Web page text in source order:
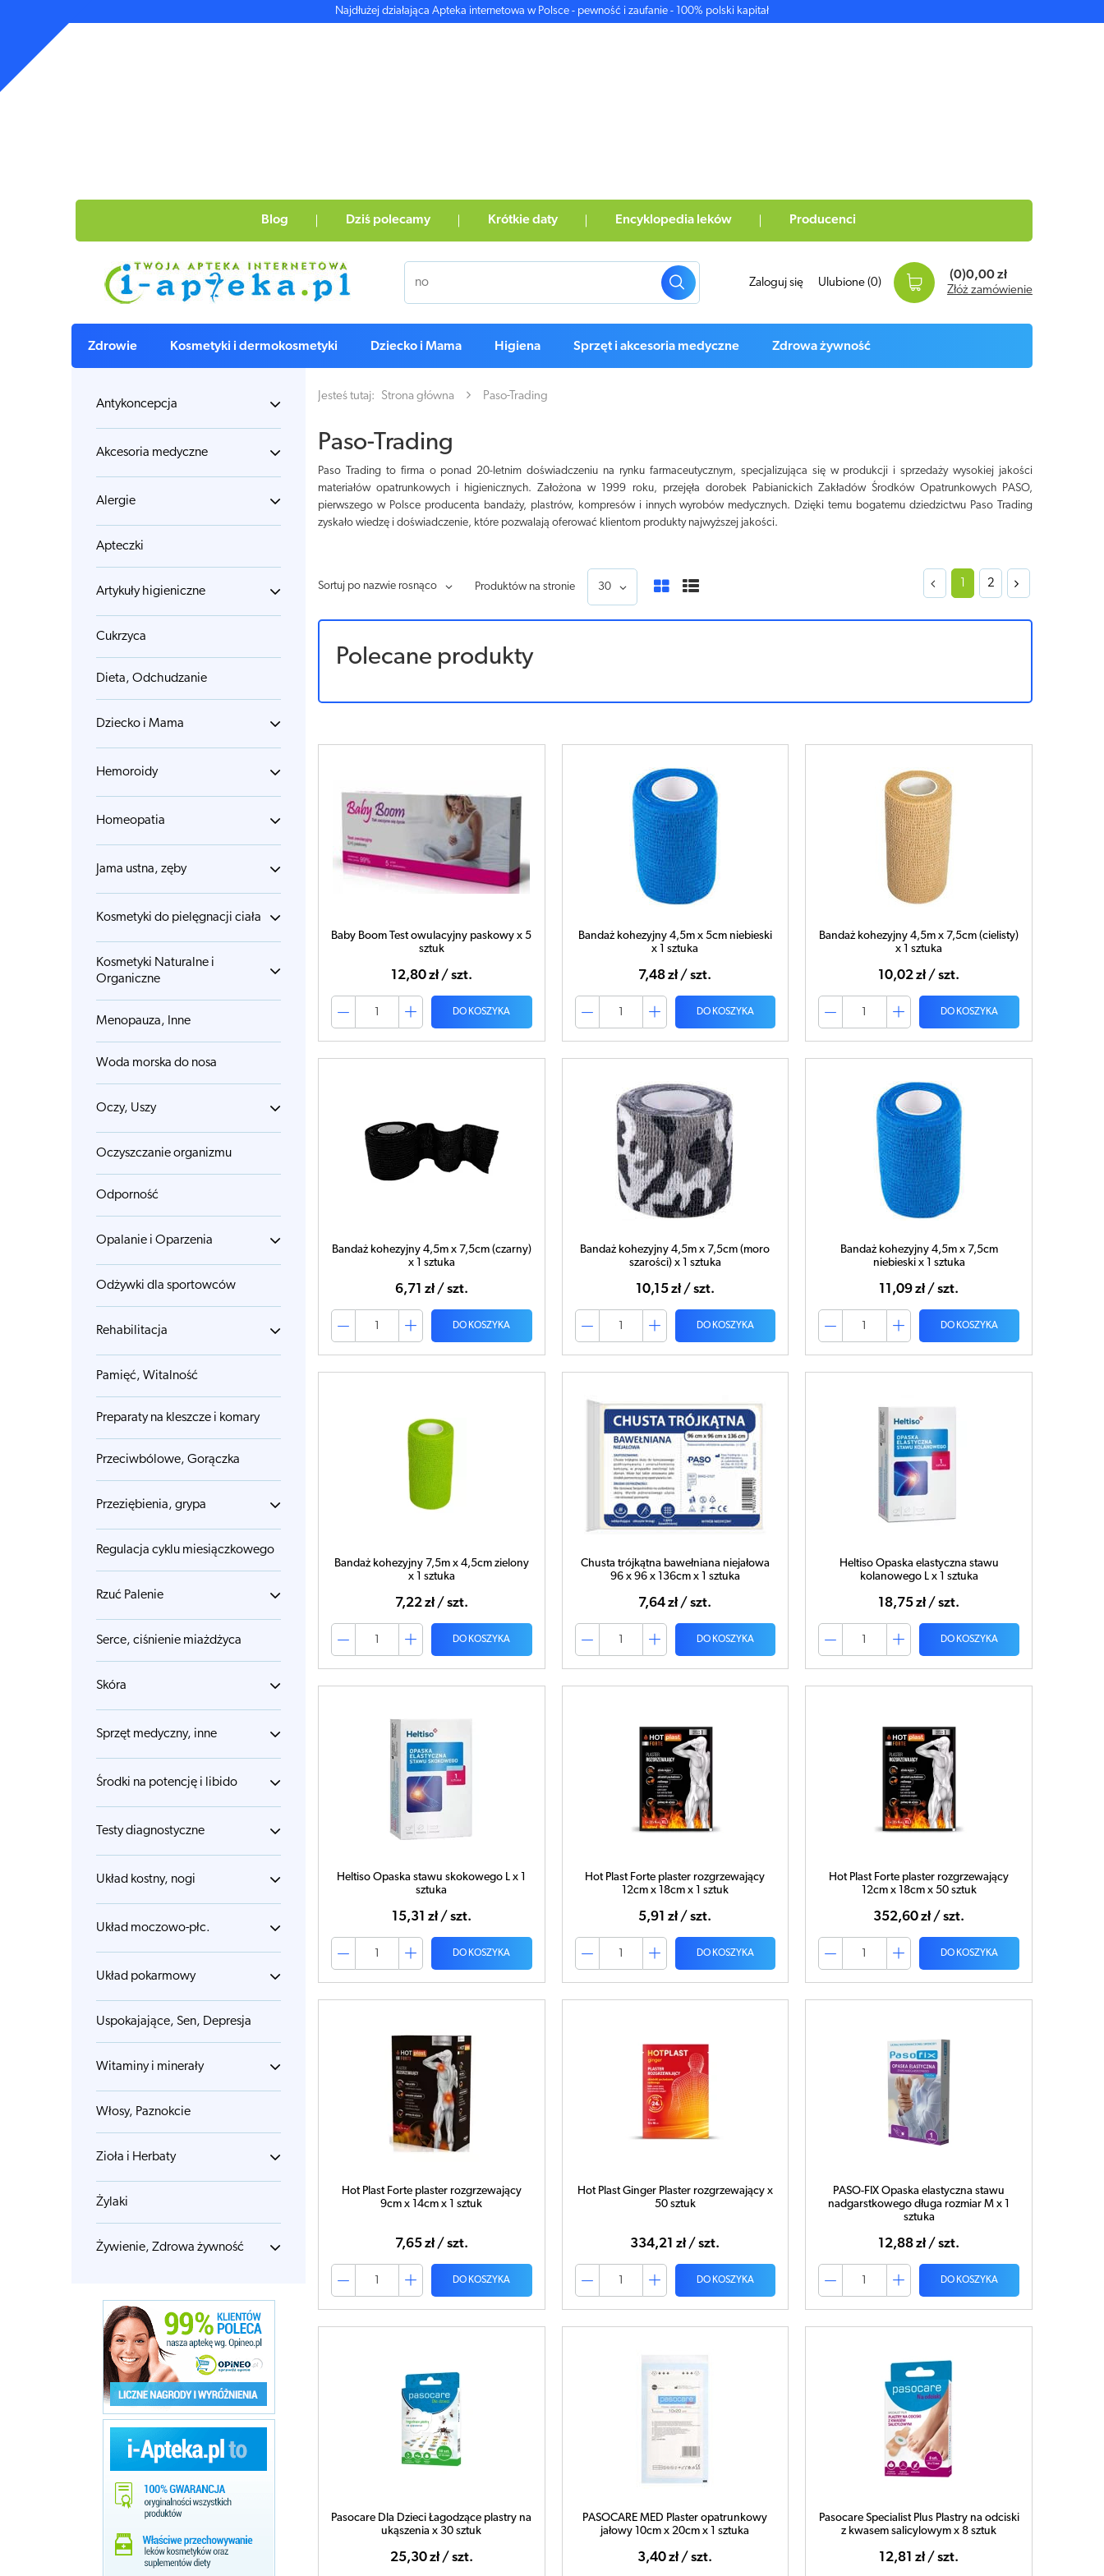
Najdłużej działająca Apteka internetowa w Polsce - pewność i zaufanie - 100% polski kapitał
Blog Dziś polecamy Krótkie daty Encyklopedia leków Producenci
Zaloguj się Ulubione (0)
(0)0,00 zł
Złóż zamówienie
Zdrowie Kosmetyki i dermokosmetyki Dziecko i Mama Higiena Sprzęt i akcesoria medyczne Zdrowa żywność
Antykoncepcja
Akcesoria medyczne
Alergie
Apteczki
Artykuły higieniczne
Cukrzyca
Dieta, Odchudzanie
Dziecko i Mama
Hemoroidy
Homeopatia
Jama ustna, zęby
Kosmetyki do pielęgnacji ciała
Kosmetyki Naturalne i
Organiczne
Menopauza, Inne
Woda morska do nosa
Oczy, Uszy
Oczyszczanie organizmu
Odporność
Opalanie i Oparzenia
Odżywki dla sportowców
Rehabilitacja
Pamięć, Witalność
Preparaty na kleszcze i komary
Przeciwbólowe, Gorączka
Przeziębienia, grypa
Regulacja cyklu miesiączkowego
Rzuć Palenie
Serce, ciśnienie miażdżyca
Skóra
Sprzęt medyczny, inne
Środki na potencję i libido
Testy diagnostyczne
Układ kostny, nogi
Układ moczowo-płc.
Układ pokarmowy
Uspokajające, Sen, Depresja
Witaminy i minerały
Włosy, Paznokcie
Zioła i Herbaty
Żylaki
Żywienie, Zdrowa żywność
Jesteś tutaj: Strona główna Paso-Trading
Paso-Trading
Paso Trading to firma o ponad 20-letnim doświadczeniu na rynku farmaceutycznym, specjalizująca się w produkcji i sprzedaży wysokiej jakości
materiałów opatrunkowych i higienicznych. Założona w 1999 roku, przejęła dorobek Pabianickich Zakładów Środków Opatrunkowych PASO,
pierwszego w Polsce producenta bandaży, plastrów, kompresów i innych wyrobów medycznych. Dzięki temu bogatemu dziedzictwu Paso Trading
zyskało wiedzę i doświadczenie, które pozwalają oferować klientom produkty najwyższej jakości.
Sortuj po nazwie rosnąco Produktów na stronie 30 1 2
Polecane produkty
Baby Boom Test owulacyjny paskowy x 5
sztuk
12,80 zł / szt.
DO KOSZYKA
Bandaż kohezyjny 4,5m x 5cm niebieski
x 1 sztuka
7,48 zł / szt.
DO KOSZYKA
Bandaż kohezyjny 4,5m x 7,5cm (cielisty)
x 1 sztuka
10,02 zł / szt.
DO KOSZYKA
Bandaż kohezyjny 4,5m x 7,5cm (czarny)
x 1 sztuka
6,71 zł / szt.
DO KOSZYKA
Bandaż kohezyjny 4,5m x 7,5cm (moro
szarości) x 1 sztuka
10,15 zł / szt.
DO KOSZYKA
Bandaż kohezyjny 4,5m x 7,5cm
niebieski x 1 sztuka
11,09 zł / szt.
DO KOSZYKA
Bandaż kohezyjny 7,5m x 4,5cm zielony
x 1 sztuka
7,22 zł / szt.
DO KOSZYKA
Chusta trójkątna bawełniana niejałowa
96 x 96 x 136cm x 1 sztuka
7,64 zł / szt.
DO KOSZYKA
Heltiso Opaska elastyczna stawu
kolanowego L x 1 sztuka
18,75 zł / szt.
DO KOSZYKA
Heltiso Opaska stawu skokowego L x 1
sztuka
15,31 zł / szt.
DO KOSZYKA
Hot Plast Forte plaster rozgrzewający
12cm x 18cm x 1 sztuk
5,91 zł / szt.
DO KOSZYKA
Hot Plast Forte plaster rozgrzewający
12cm x 18cm x 50 sztuk
352,60 zł / szt.
DO KOSZYKA
Hot Plast Forte plaster rozgrzewający
9cm x 14cm x 1 sztuk
7,65 zł / szt.
DO KOSZYKA
Hot Plast Ginger Plaster rozgrzewający x
50 sztuk
334,21 zł / szt.
DO KOSZYKA
PASO-FIX Opaska elastyczna stawu
nadgarstkowego długa rozmiar M x 1
sztuka
12,88 zł / szt.
DO KOSZYKA
Pasocare Dla Dzieci Łagodzące plastry na
ukąszenia x 30 sztuk
25,30 zł / szt.
PASOCARE MED Plaster opatrunkowy
jałowy 10cm x 20cm x 1 sztuka
3,40 zł / szt.
Pasocare Specialist Plus Plastry na odciski
z kwasem salicylowym x 8 sztuk
12,81 zł / szt.